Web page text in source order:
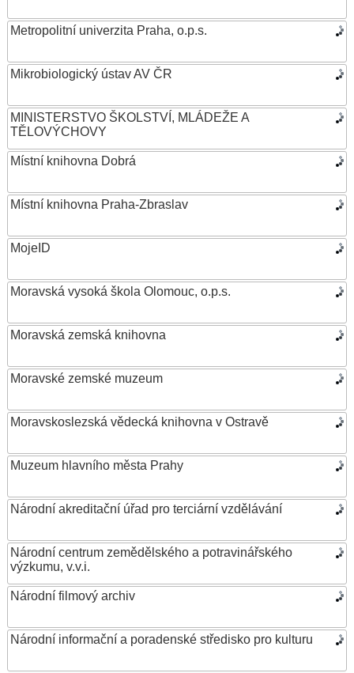
Metropolitní univerzita Praha, o.p.s.
Mikrobiologický ústav AV ČR
MINISTERSTVO ŠKOLSTVÍ, MLÁDEŽE A
TĚLOVÝCHOVY
Místní knihovna Dobrá
Místní knihovna Praha-Zbraslav
MojeID
Moravská vysoká škola Olomouc, o.p.s.
Moravská zemská knihovna
Moravské zemské muzeum
Moravskoslezská vědecká knihovna v Ostravě
Muzeum hlavního města Prahy
Národní akreditační úřad pro terciární vzdělávání
Národní centrum zemědělského a potravinářského
výzkumu, v.v.i.
Národní filmový archiv
Národní informační a poradenské středisko pro kulturu